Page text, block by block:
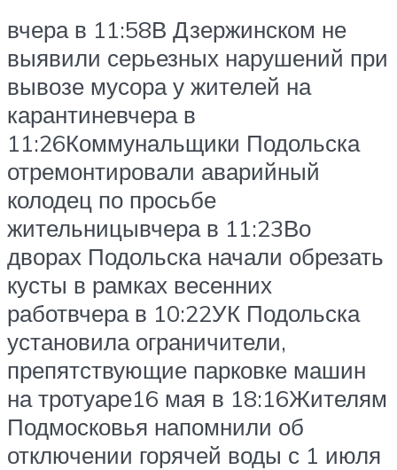
вчера в 11:58В Дзержинском не
выявили серьезных нарушений при
вывозе мусора у жителей на
карантиневчера в
11:26Коммунальщики Подольска
отремонтировали аварийный
колодец по просьбе
жительницывчера в 11:23Во
дворах Подольска начали обрезать
кусты в рамках весенних
работвчера в 10:22УК Подольска
установила ограничители,
препятствующие парковке машин
на тротуаре16 мая в 18:16Жителям
Подмосковья напомнили об
отключении горячей воды с 1 июля